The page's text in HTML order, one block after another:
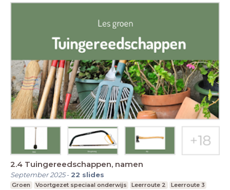
2.4 Tuingereedschappen, namen
September 2025- 22 slides
Groen Voortgezet speciaal onderwijs Leerroute 2
Leerroute 3